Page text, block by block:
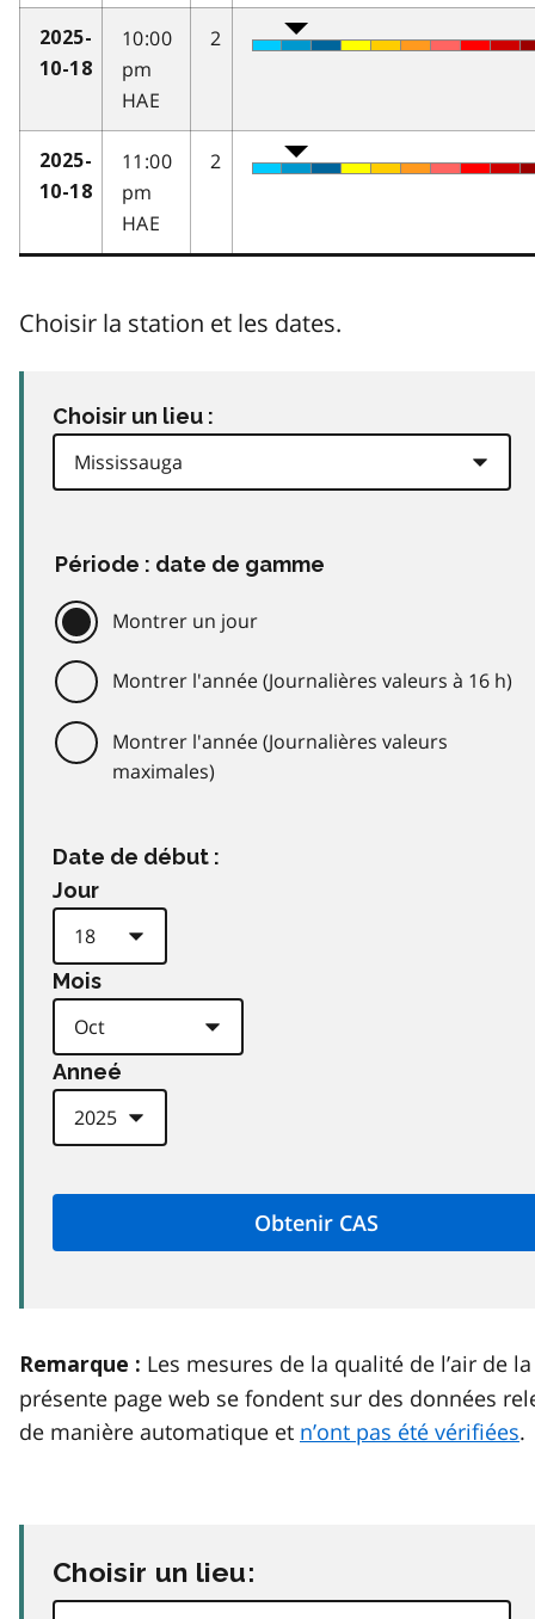
2025-
10-18
10:00
pm
HAE
2
2025-
10-18
11:00
pm
HAE
2
Choisir la station et les dates.
Choisir un lieu :
Période : date de gamme
Montrer un jour
Montrer l'année (Journalières valeurs à 16 h)
Montrer l'année (Journalières valeurs
maximales)
Date de début :
Jour
Mois
Anneé
Remarque : Les mesures de la qualité de l’air de la
présente page web se fondent sur des données
de manière automatique et n’ont pas été vérifiées.
Choisir un lieu: